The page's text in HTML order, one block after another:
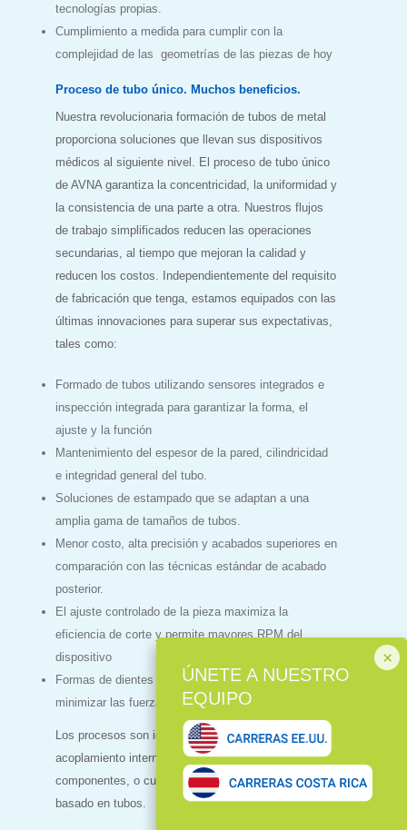
tecnologías propias.
Cumplimiento a medida para cumplir con la
complejidad de las geometrías de las piezas de hoy
Proceso de tubo único. Muchos beneficios.
Nuestra revolucionaria formación de tubos de metal
proporciona soluciones que llevan sus dispositivos
médicos al siguiente nivel. El proceso de tubo único
de AVNA garantiza la concentricidad, la uniformidad y
la consistencia de una parte a otra. Nuestros flujos
de trabajo simplificados reducen las operaciones
secundarias, al tiempo que mejoran la calidad y
reducen los costos. Independientemente del requisito
de fabricación que tenga, estamos equipados con las
últimas innovaciones para superar sus expectativas,
tales como:
Formado de tubos utilizando sensores integrados e
inspección integrada para garantizar la forma, el
ajuste y la función
Mantenimiento del espesor de la pared, cilindricidad
e integridad general del tubo.
Soluciones de estampado que se adaptan a una
amplia gama de tamaños de tubos.
Menor costo, alta precisión y acabados superiores en
comparación con las técnicas estándar de acabado
posterior.
El ajuste controlado de la pieza maximiza la
eficiencia de corte y permite mayores RPM del
dispositivo
Formas de dientes complejas y repetibles para
minimizar las fuerzas de corte.
Los procesos son ideales para conjuntos de tubos de
acoplamiento interno y externo de múltiples
componentes, o cualquier otro dispositivo médico
basado en tubos.